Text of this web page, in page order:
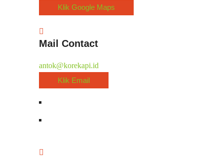
Klik Google Maps
Mail Contact
antok@korekapi.id
Klik Email